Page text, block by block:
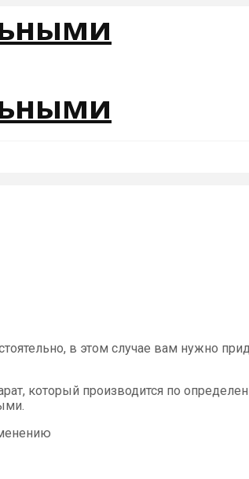
в этом случае вам нужно
который производится по